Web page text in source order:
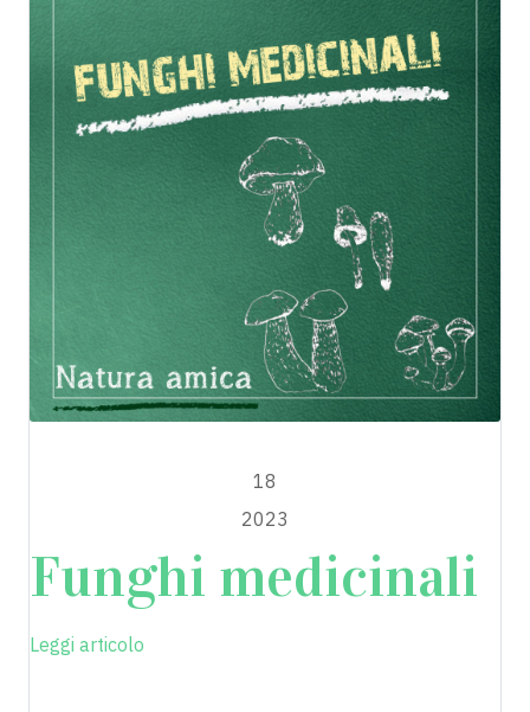
18
2023
Funghi medicinali
Leggi articolo